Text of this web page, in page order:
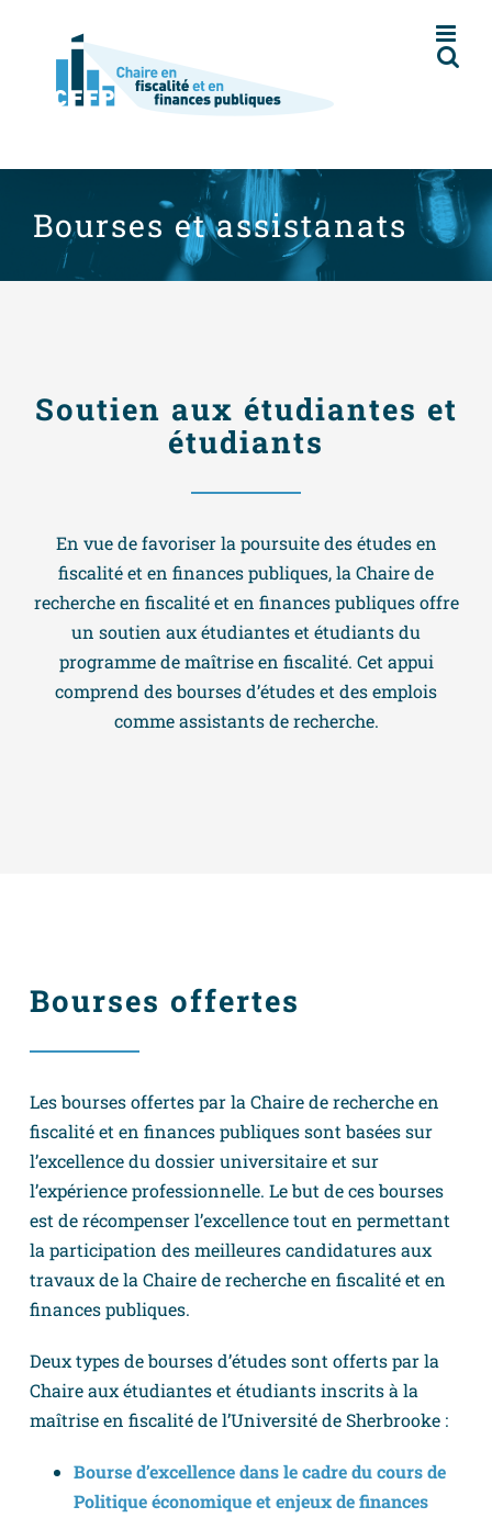
Bourses et assistanats
Soutien aux étudiantes et
étudiants
En vue de favoriser la poursuite des études en
fiscalité et en finances publiques, la Chaire de
recherche en fiscalité et en finances publiques offre
un soutien aux étudiantes et étudiants du
programme de maîtrise en fiscalité. Cet appui
comprend des bourses d’études et des emplois
comme assistants de recherche.
Bourses offertes
Les bourses offertes par la Chaire de recherche en
fiscalité et en finances publiques sont basées sur
l’excellence du dossier universitaire et sur
l’expérience professionnelle. Le but de ces bourses
est de récompenser l’excellence tout en permettant
la participation des meilleures candidatures aux
travaux de la Chaire de recherche en fiscalité et en
finances publiques.
Deux types de bourses d’études sont offerts par la
Chaire aux étudiantes et étudiants inscrits à la
maîtrise en fiscalité de l’Université de Sherbrooke :
Bourse d’excellence dans le cadre du cours de
Politique économique et enjeux de finances